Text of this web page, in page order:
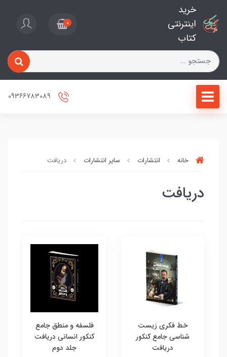
خرید
اینترنتی
کتاب
0
خانه انتشارات سایر انتشارات دریافت
دریافت
خط فکری زیست
شناسی جامع کنکور
دریافت
فلسفه و منطق جامع
کنکور انسانی دریافت
جلد دوم